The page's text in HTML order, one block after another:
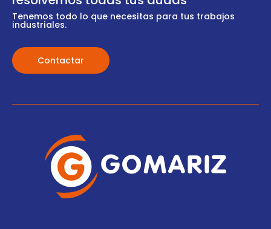
Tenemos todo lo que necesitas para tus trabajos
industriales.
Contactar